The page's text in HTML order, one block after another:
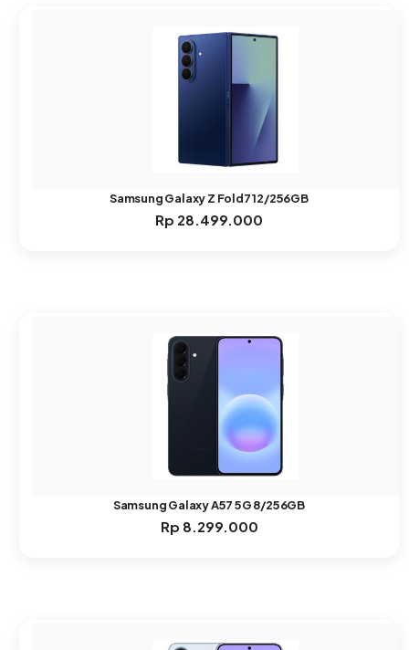
Samsung Galaxy Z Fold7 12/256GB
Rp 28.499.000
Samsung Galaxy A57 5G 8/256GB
Rp 8.299.000